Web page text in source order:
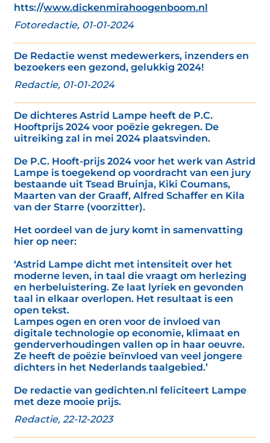
htts://www.dickenmirahoogenboom.nl
Fotoredactie, 01-01-2024
De Redactie wenst medewerkers, inzenders en
bezoekers een gezond, gelukkig 2024!
Redactie, 01-01-2024
De dichteres Astrid Lampe heeft de P.C.
Hooftprijs 2024 voor poëzie gekregen. De
uitreiking zal in mei 2024 plaatsvinden.
De P.C. Hooft-prijs 2024 voor het werk van Astrid
Lampe is toegekend op voordracht van een jury
bestaande uit Tsead Bruinja, Kiki Coumans,
Maarten van der Graaff, Alfred Schaffer en Kila
van der Starre (voorzitter).
Het oordeel van de jury komt in samenvatting
hier op neer:
‘Astrid Lampe dicht met intensiteit over het
moderne leven, in taal die vraagt om herlezing
en herbeluistering. Ze laat lyriek en gevonden
taal in elkaar overlopen. Het resultaat is een
open tekst.
Lampes ogen en oren voor de invloed van
digitale technologie op economie, klimaat en
genderverhoudingen vallen op in haar oeuvre.
Ze heeft de poëzie beïnvloed van veel jongere
dichters in het Nederlands taalgebied.’
De redactie van gedichten.nl feliciteert Lampe
met deze mooie prijs.
Redactie, 22-12-2023